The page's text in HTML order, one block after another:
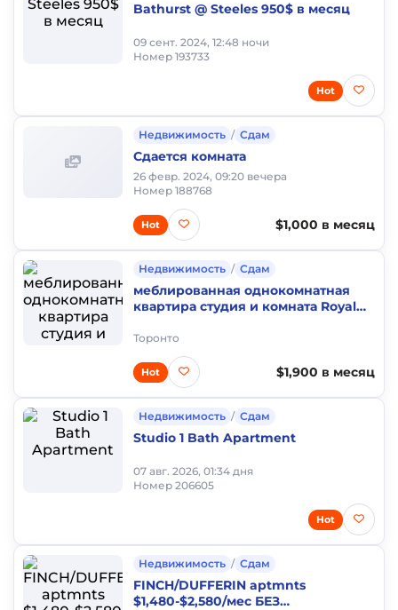
Bathurst @ Steeles 950$ в месяц
09 сент. 2024, 12:48 ночи
Номер 193733
Hot
Недвижимость / Сдам
Сдается комната
26 февр. 2024, 09:20 вечера
Номер 188768
$1,000 в месяц
Hot
Недвижимость / Сдам
меблированная однокомнатная
квартира студия и комната Royal
Торонто
$1,900 в месяц
Hot
Недвижимость / Сдам
Studio 1 Bath Apartment
07 авг. 2026, 01:34 дня
Номер 206605
Hot
Недвижимость / Сдам
FINCH/DUFFERIN aptmnts
$1,480-$2,580/мес БЕЗ